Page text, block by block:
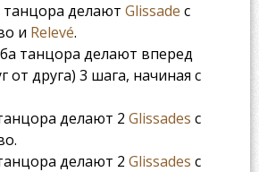
танцора делают Glissade с
и Relevé.
танцора делают вперед
от друга) 3 шага, начиная с
делают 2 Glissades с
делают 2 Glissades с